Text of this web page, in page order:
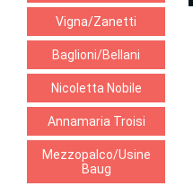
Vigna/Zanetti
Baglioni/Bellani
Nicoletta Nobile
Annamaria Troisi
Mezzopalco/Usine
Baug